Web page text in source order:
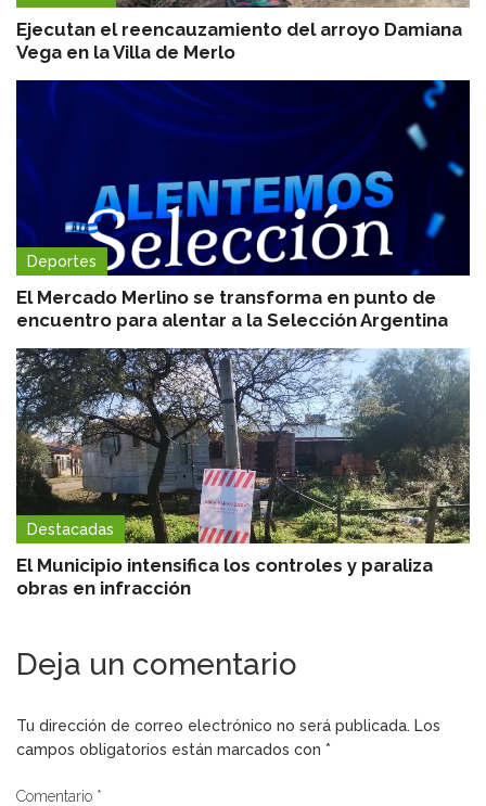
Ejecutan el reencauzamiento del arroyo Damiana
Vega en la Villa de Merlo
Deportes
El Mercado Merlino se transforma en punto de
encuentro para alentar a la Selección Argentina
Destacadas
El Municipio intensifica los controles y paraliza
obras en infracción
Deja un comentario
Tu dirección de correo electrónico no será publicada. Los
campos obligatorios están marcados con *
Comentario *